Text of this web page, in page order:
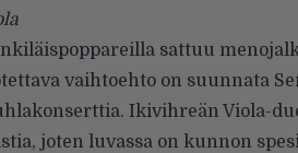
sattuu
vaihtoehto on suunnata
Ikivihreän Viola-
joten luvassa on kunnon